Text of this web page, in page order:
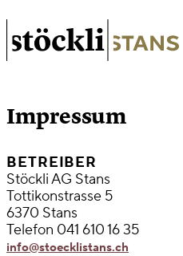
Impressum
BETREIBER
Stöckli AG Stans
Tottikonstrasse 5
6370 Stans
Telefon 041 610 16 35
info@stoecklistans.ch